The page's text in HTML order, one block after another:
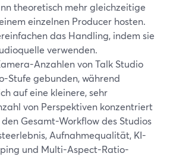
theoretisch mehr gleichzeitige
einzelnen Producer hosten.
das Handling, indem sie
verwenden.
Anzahlen von Talk Studio
Stufe gebunden, während
auf eine kleinere, sehr
von Perspektiven konzentriert
Gesamt-Workflow des Studios
Aufnahmequalität, KI-
und Multi-Aspect-Ratio-